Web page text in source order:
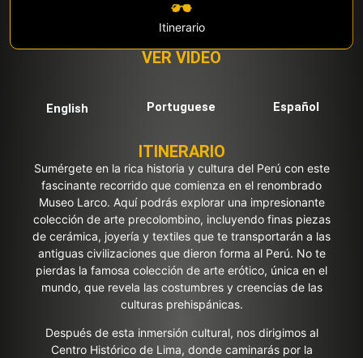
Itinerario
VER VIDEO
English Portuguese Español
ITINERARIO
Sumérgete en la rica historia y cultura del Perú con este
fascinante recorrido que comienza en el renombrado
Museo Larco. Aquí podrás explorar una impresionante
colección de arte precolombino, incluyendo finas piezas
de cerámica, joyería y textiles que te transportarán a las
antiguas civilizaciones que dieron forma al Perú. No te
pierdas la famosa colección de arte erótico, única en el
mundo, que revela las costumbres y creencias de las
culturas prehispánicas.
Después de esta inmersión cultural, nos dirigimos al
Centro Histórico de Lima, donde caminarás por la